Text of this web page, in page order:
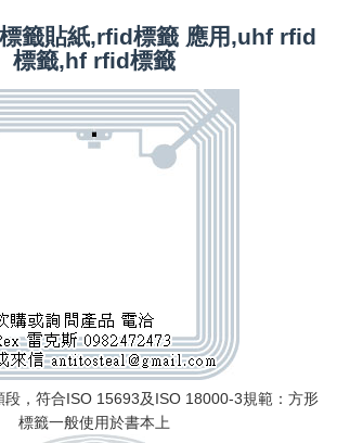
籤貼紙,rfid標籤 應用,uhf rfid
標籤,hf rfid標籤
，符合ISO 15693及ISO 18000-3規範：方形
標籤一般使用於書本上